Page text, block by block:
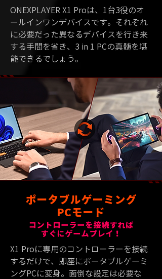
ONEXPLAYER X1 Proは、1台3役のオ
ールインワンデバイスです。それぞれ
に必要だった異なるデバイスを行き来
する手間を省き、3 in 1 PCの真髄を堪
能できるでしょう。
ポータブルゲーミング
PCモード
コントローラーを接続すれば
すぐにゲームプレイ！
X1 Proに専用のコントローラーを接続
するだけで、即座にポータブルゲーミ
ングPCに変身。面倒な設定は必要な